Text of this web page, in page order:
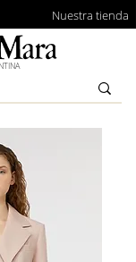
Nuestra tienda